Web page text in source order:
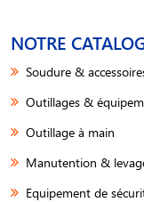
NOTRE
Soudure &
Outillages &
Outillage à main
Manutention &
Equipement de